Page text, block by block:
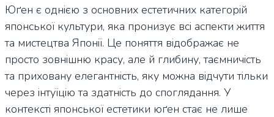
Юґен є однією з основних естетичних категорій
японської культури, яка пронизує всі аспекти життя
та мистецтва Японії. Це поняття відображає не
просто зовнішню красу, але й глибину, таємничість
та приховану елегантність, яку можна відчути тільки
через інтуїцію та здатність до споглядання. У
контексті японської естетики юґен стає не лише